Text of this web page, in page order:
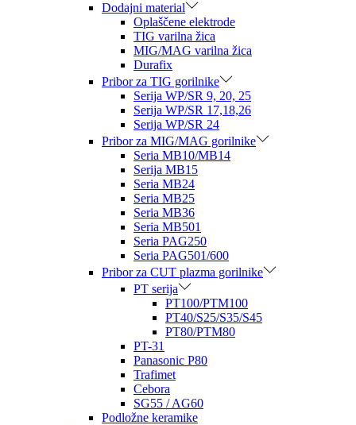
Dodajni material
Oplaščene elektrode
TIG varilna žica
MIG/MAG varilna žica
Durafix
Pribor za TIG gorilnike
Serija WP/SR 9, 20, 25
Serija WP/SR 17,18,26
Serija WP/SR 24
Pribor za MIG/MAG gorilnike
Seria MB10/MB14
Serija MB15
Seria MB24
Seria MB25
Seria MB36
Seria MB501
Seria PAG250
Seria PAG501/600
Pribor za CUT plazma gorilnike
PT serija
PT100/PTM100
PT40/S25/S35/S45
PT80/PTM80
PT-31
Panasonic P80
Trafimet
Cebora
SG55 / AG60
Podložne keramike